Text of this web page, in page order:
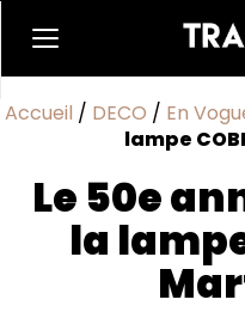
Accueil / DECO / En
lampe
Le 50e
la